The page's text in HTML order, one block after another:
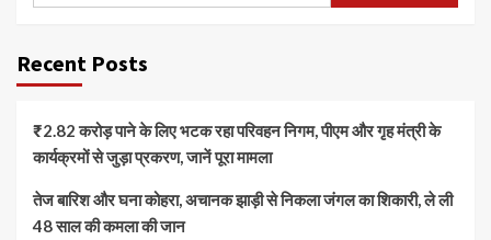
Recent Posts
₹2.82 करोड़ पाने के लिए भटक रहा परिवहन निगम, पीएम और गृह मंत्री के
कार्यक्रमों से जुड़ा प्रकरण, जानें पूरा मामला
तेज बारिश और घना कोहरा, अचानक झाड़ी से निकला जंगल का शिकारी, ले ली
48 साल की कमला की जान